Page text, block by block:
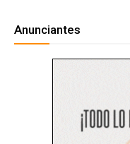
Anunciantes